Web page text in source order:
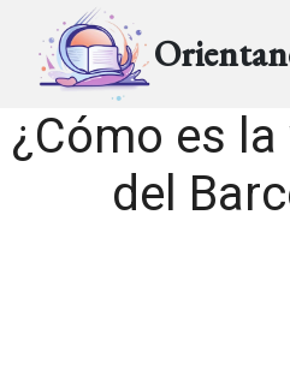
¿Cómo es
del